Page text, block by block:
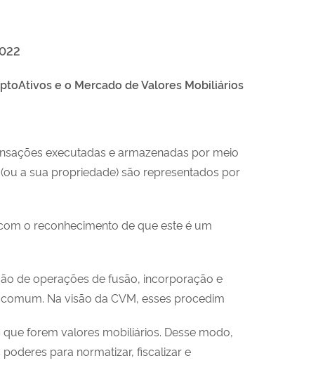
e o Mercado de Valores Mobiliários
executadas e armazenadas por meio
a sua propriedade) são representados por
o reconhecimento de que este é um
de operações de fusão, incorporação e
Na visão da CVM, esses procedim
forem valores mobiliários. Desse modo,
para normatizar, fiscalizar e